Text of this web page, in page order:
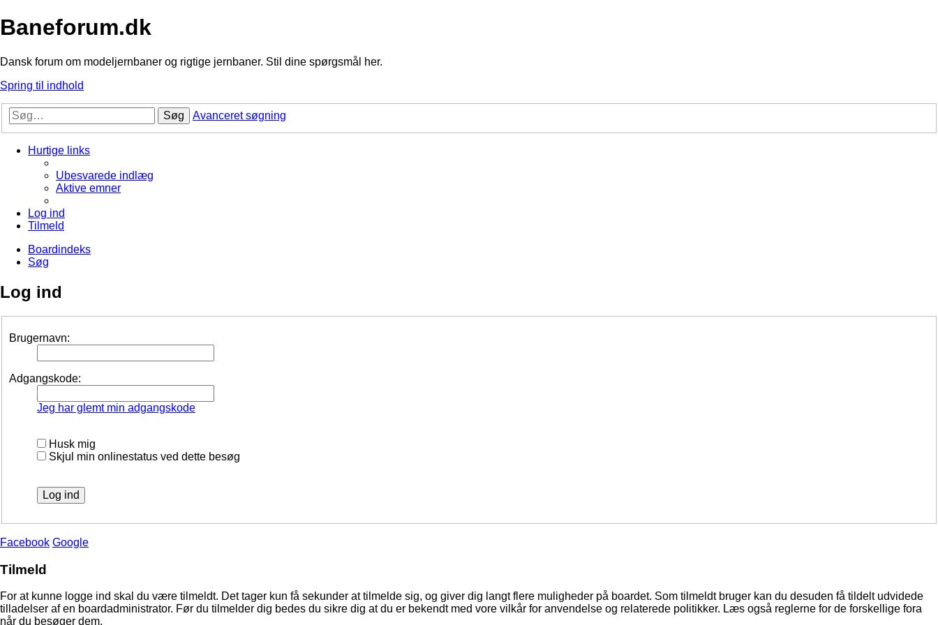
Baneforum.dk
Dansk forum om modeljernbaner og rigtige jernbaner. Stil dine spørgsmål her.
Spring til indhold
Søg Avanceret søgning
Hurtige links
Ubesvarede indlæg
Aktive emner
Log ind
Tilmeld
Boardindeks
Søg
Log ind
Brugernavn:
Adgangskode:
Jeg har glemt min adgangskode
Husk mig
Skjul min onlinestatus ved dette besøg
Facebook Google
Tilmeld
For at kunne logge ind skal du være tilmeldt. Det tager kun få sekunder at tilmelde sig, og giver dig langt flere muligheder på boardet. Som tilmeldt bruger kan du desuden få tildelt udvidede
tilladelser af en boardadministrator. Før du tilmelder dig bedes du sikre dig at du er bekendt med vore vilkår for anvendelse og relaterede politikker. Læs også reglerne for de forskellige fora
når du besøger dem.